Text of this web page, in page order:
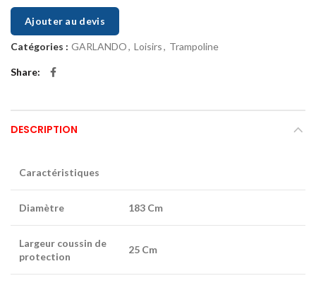
Ajouter au devis
Catégories : GARLANDO, Loisirs, Trampoline
Share
DESCRIPTION
Caractéristiques
Diamètre 183 Cm
Largeur coussin de
protection
25 Cm